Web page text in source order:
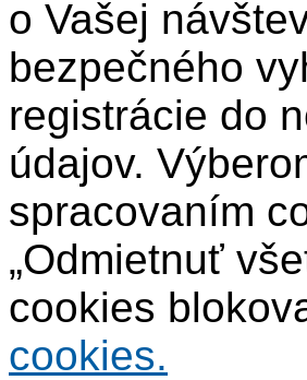
o Vašej
bezpečného
registrácie do
údajov.
spracovaním
„Odmietnuť
cookies
cookies.